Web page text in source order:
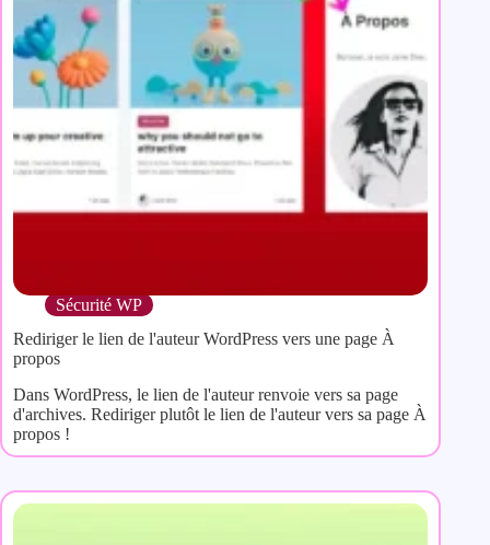
Sécurité WP
Rediriger le lien de l'auteur WordPress vers une page À
propos
Dans WordPress, le lien de l'auteur renvoie vers sa page
d'archives. Rediriger plutôt le lien de l'auteur vers sa page À
propos !